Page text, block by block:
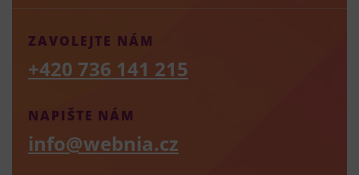
NAPIŠTE NÁM
info@webnia.cz
ZAVOLEJTE NÁM
+420 736 141 215